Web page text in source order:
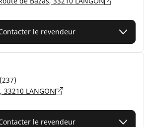
le revendeur
(237)
33210 LANGON
le revendeur